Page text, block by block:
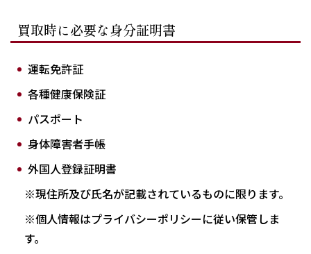
買取時に必要な身分証明書
運転免許証
各種健康保険証
パスポート
身体障害者手帳
外国人登録証明書
※現住所及び氏名が記載されているものに限ります。
※個人情報はプライバシーポリシーに従い保管しま
す。